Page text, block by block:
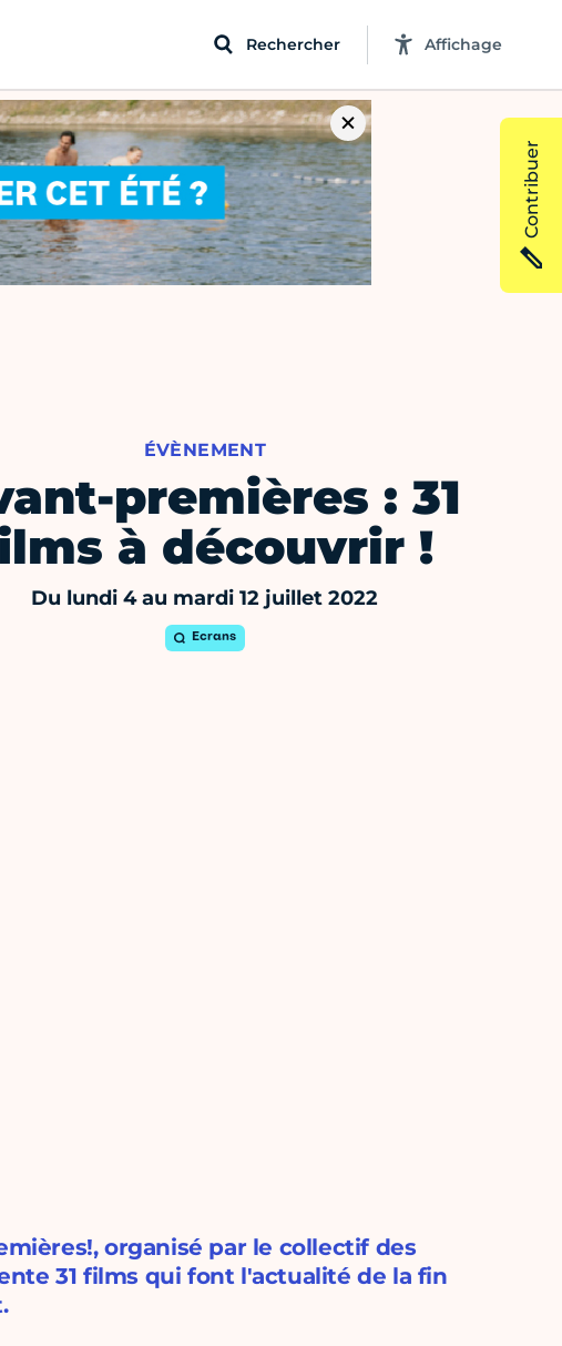
Rechercher Affichage
ÉVÈNEMENT
premières : 31
à découvrir !
Du lundi 4 au mardi 12 juillet 2022
Ecrans
organisé par le collectif des
31 films qui font l'actualité de la fin
Contribuer